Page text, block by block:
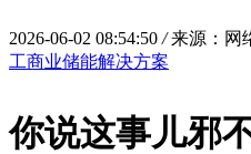
2026-06-02 08:54:50 / 来源：网
工商业储能解决方案
你说这事儿邪